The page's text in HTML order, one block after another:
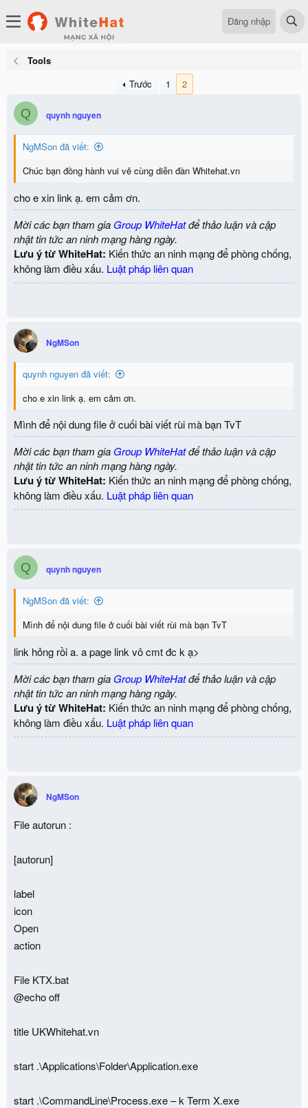
Đăng nhập
Tools
Trước
1 2
Q quynh nguyen
NgMSon đã viết:
Chúc bạn đồng hành vui vẻ cùng diễn đàn Whitehat.vn
cho e xin link ạ. em cảm ơn.
Mời các bạn tham gia Group WhiteHatđể thảo luận và cập
nhật tin tức an ninh mạng hàng ngày.
Lưu ý từ WhiteHat: Kiến thức an ninh mạng để phòng chống,
không làm điều xấu. Luật pháp liên quan
NgMSon
quynh nguyen đã viết:
cho e xin link ạ. em cảm ơn.
Mình để nội dung file ở cuối bài viết rùi mà bạn TvT
Mời các bạn tham gia Group WhiteHatđể thảo luận và cập
nhật tin tức an ninh mạng hàng ngày.
Lưu ý từ WhiteHat: Kiến thức an ninh mạng để phòng chống,
không làm điều xấu. Luật pháp liên quan
Q quynh nguyen
NgMSon đã viết:
Mình để nội dung file ở cuối bài viết rùi mà bạn TvT
link hỏng rồi a. a page link vô cmt đc k ạ>
Mời các bạn tham gia Group WhiteHatđể thảo luận và cập
nhật tin tức an ninh mạng hàng ngày.
Lưu ý từ WhiteHat: Kiến thức an ninh mạng để phòng chống,
không làm điều xấu. Luật pháp liên quan
NgMSon
File autorun :
[autorun]
label
icon
Open
action
File KTX.bat
@echo off
title UKWhitehat.vn
start .\Applications\Folder\Application.exe
start .\CommandLine\Process.exe – k Term X.exe